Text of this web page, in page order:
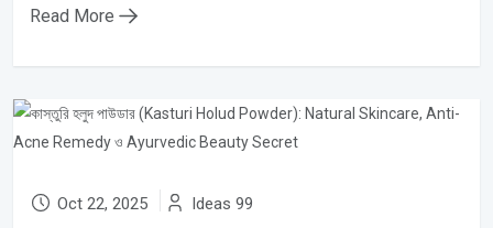
Read More
Oct 22, 2025 Ideas 99